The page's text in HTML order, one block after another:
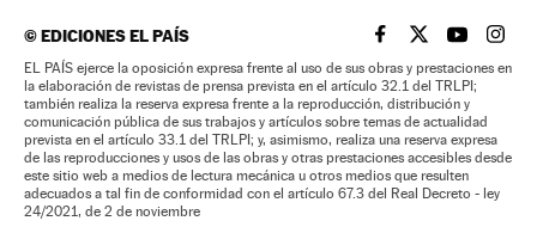
©EDICIONES EL PAÍS EL PAÍS BRASIL EN
EL PAÍSEL PAÍS
EL
EL PAÍS ejerce la oposición expresa frente al uso de sus obras y prestaciones en
la elaboración de revistas de prensa prevista en el artículo 32.1 del TRLPI;
también realiza la reserva expresa frente a la reproducción, distribución y
comunicación pública de sus trabajos y artículos sobre temas de actualidad
prevista en el artículo 33.1 del TRLPI; y, asimismo, realiza una reserva expresa
de las reproducciones y usos de las obras y otras prestaciones accesibles desde
este sitio web a medios de lectura mecánica u otros medios que resulten
adecuados a tal fin de conformidad con el artículo 67.3 del Real Decreto - ley
24/2021, de 2 de noviembre